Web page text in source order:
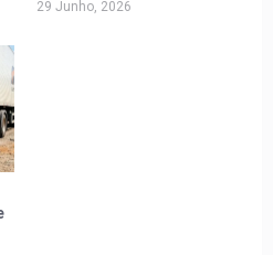
29 Junho, 2026